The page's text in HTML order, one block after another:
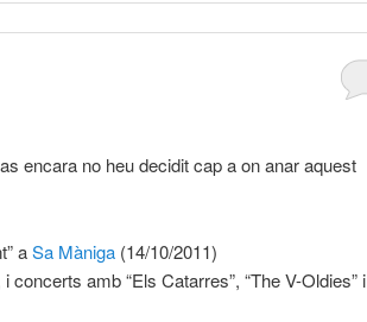
encara no heu decidit cap a on anar aquest
aSa Màniga(14/10/2011)
concerts amb “Els Catarres”, “The V-Oldies” i